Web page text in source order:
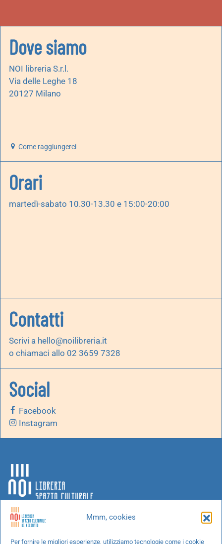
Mmm, cookies
Per fornire le migliori esperienze, utilizziamo tecnologie come i cookie
Dove siamo
NOI libreria S.r.l.
Via delle Leghe 18
20127 Milano
Come raggiungerci
Orari
martedì-sabato 10.30-13.30 e 15:00-20:00
Contatti
Scrivi a hello@noilibreria.it
o chiamaci allo 02 3659 7328
Social
Facebook
Instagram
Chi siamo